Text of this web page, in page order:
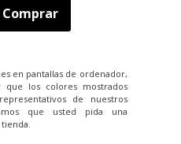
en pantallas de ordenador,
que los colores mostrados
de nuestros
que usted pida una